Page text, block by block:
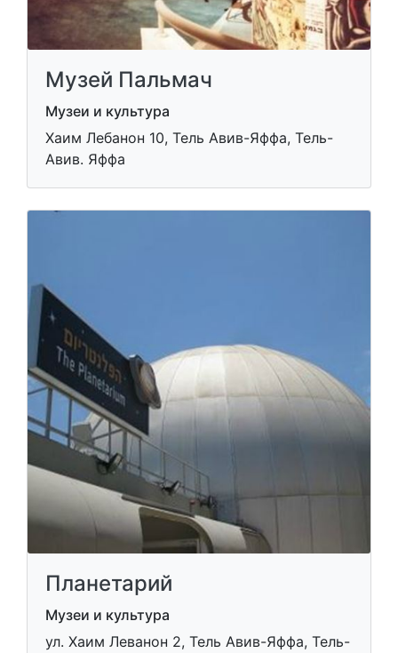
Музей Пальмач
Музеи и культура
Хаим Лебанон 10, Тель Авив-Яффа, Тель-
Авив. Яффа
Планетарий
Музеи и культура
ул. Хаим Леванон 2, Тель Авив-Яффа, Тель-